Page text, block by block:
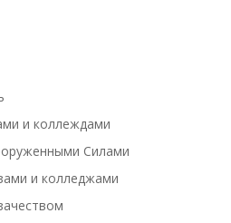
и коллеждами
Силами
и колледжами